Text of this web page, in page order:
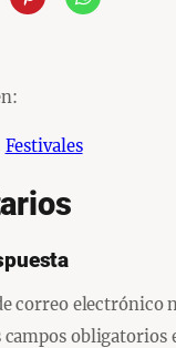
Festivales
correo electrónico
campos obligatorios